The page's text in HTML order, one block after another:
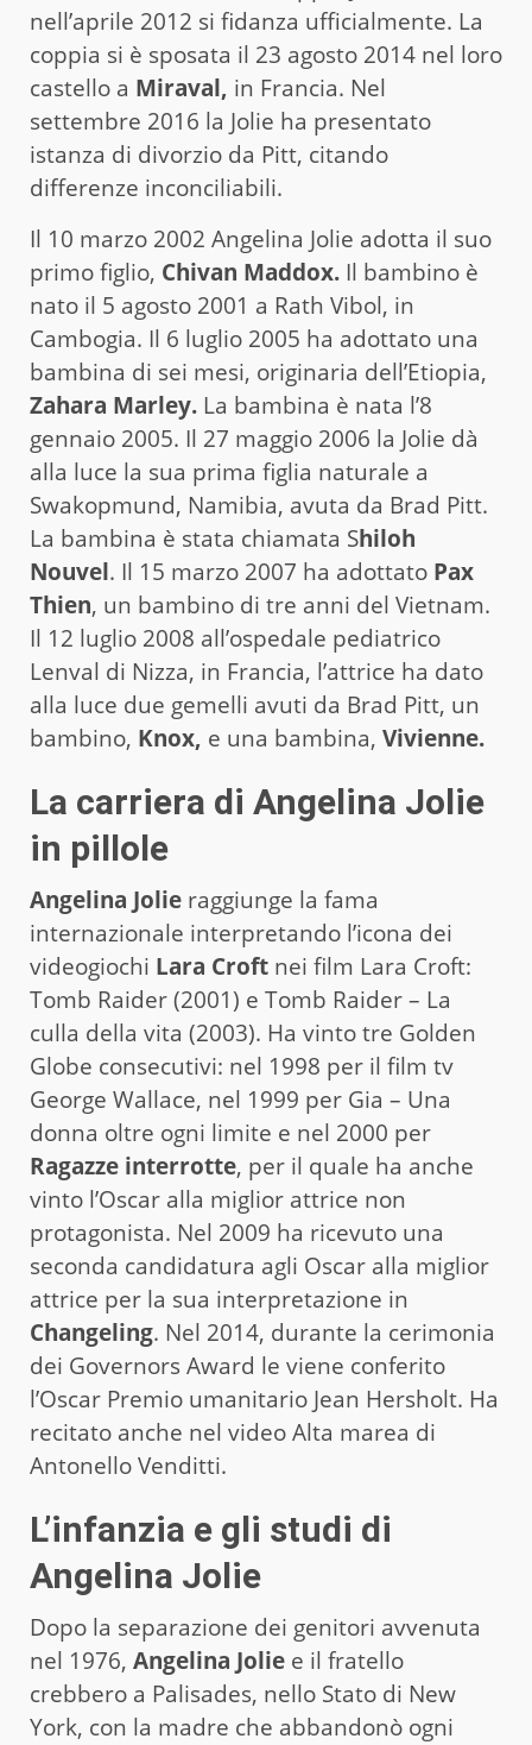
nell’aprile 2012 si fidanza ufficialmente. La
coppia si è sposata il 23 agosto 2014 nel loro
castello a Miraval, in Francia. Nel
settembre 2016 la Jolie ha presentato
istanza di divorzio da Pitt, citando
differenze inconciliabili.
Il 10 marzo 2002 Angelina Jolie adotta il suo
primo figlio, Chivan Maddox. Il bambino è
nato il 5 agosto 2001 a Rath Vibol, in
Cambogia. Il 6 luglio 2005 ha adottato una
bambina di sei mesi, originaria dell’Etiopia,
Zahara Marley. La bambina è nata l’8
gennaio 2005. Il 27 maggio 2006 la Jolie dà
alla luce la sua prima figlia naturale a
Swakopmund, Namibia, avuta da Brad Pitt.
La bambina è stata chiamata Shiloh
Nouvel. Il 15 marzo 2007 ha adottato Pax
Thien, un bambino di tre anni del Vietnam.
Il 12 luglio 2008 all’ospedale pediatrico
Lenval di Nizza, in Francia, l’attrice ha dato
alla luce due gemelli avuti da Brad Pitt, un
bambino, Knox, e una bambina, Vivienne.
La carriera di Angelina Jolie
in pillole
Angelina Jolie raggiunge la fama
internazionale interpretando l’icona dei
videogiochi Lara Croft nei film Lara Croft:
Tomb Raider (2001) e Tomb Raider – La
culla della vita (2003). Ha vinto tre Golden
Globe consecutivi: nel 1998 per il film tv
George Wallace, nel 1999 per Gia – Una
donna oltre ogni limite e nel 2000 per
Ragazze interrotte, per il quale ha anche
vinto l’Oscar alla miglior attrice non
protagonista. Nel 2009 ha ricevuto una
seconda candidatura agli Oscar alla miglior
attrice per la sua interpretazione in
Changeling. Nel 2014, durante la cerimonia
dei Governors Award le viene conferito
l’Oscar Premio umanitario Jean Hersholt. Ha
recitato anche nel video Alta marea di
Antonello Venditti.
L’infanzia e gli studi di
Angelina Jolie
Dopo la separazione dei genitori avvenuta
nel 1976, Angelina Jolie e il fratello
crebbero a Palisades, nello Stato di New
York, con la madre che abbandonò ogni